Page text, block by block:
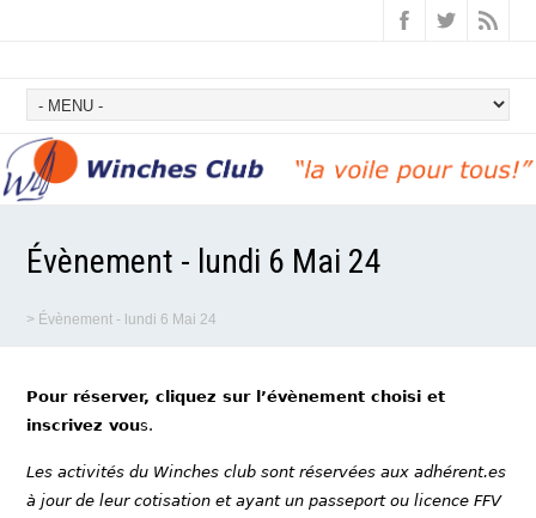
Évènement - lundi 6 Mai 24
> Évènement - lundi 6 Mai 24
Pour réserver, cliquez sur l’évènement choisi et
inscrivez vous.
Les activités du Winches club sont réservées aux adhérent.es
à jour de leur cotisation et ayant un passeport ou licence FFV